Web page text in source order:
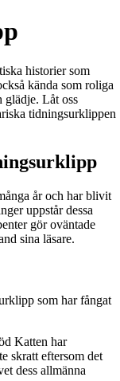
historier som
kända som roliga
glädje. Låt oss
tidningsurklippen
år och har blivit
uppstår dessa
gör oväntade
sina läsare.
som har fångat
Katten har
skratt eftersom det
dess allmänna